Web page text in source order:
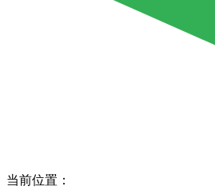
当前位置：